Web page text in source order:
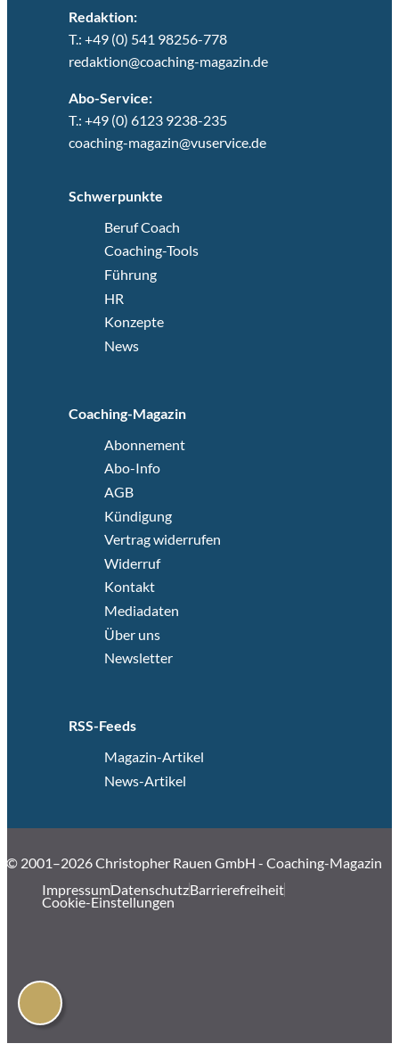
Redaktion:
T.: +49 (0) 541 98256-778
redaktion@coaching-magazin.de
Abo-Service:
T.: +49 (0) 6123 9238-235
coaching-magazin@vuservice.de
Schwerpunkte
Beruf Coach
Coaching-Tools
Führung
HR
Konzepte
News
Coaching-Magazin
Abonnement
Abo-Info
AGB
Kündigung
Vertrag widerrufen
Widerruf
Kontakt
Mediadaten
Über uns
Newsletter
RSS-Feeds
Magazin-Artikel
News-Artikel
© 2001–2026 Christopher Rauen GmbH - Coaching-Magazin
ImpressumDatenschutzBarrierefreiheit
Cookie-Einstellungen